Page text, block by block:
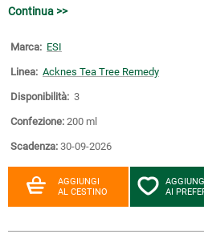
Continua >>
Marca: ESI
Linea: Acknes Tea Tree Remedy
Disponibilità: 3
Confezione: 200 ml
Scadenza: 30-09-2026
AGGIUNGI
AL CESTINO
AI